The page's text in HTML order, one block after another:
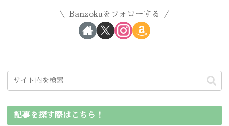
Banzokuをフォローする
記事を探す際はこちら！